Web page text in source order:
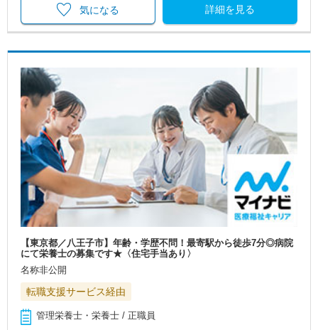
詳細を見る
気になる
【東京都／八王子市】年齢・学歴不問！最寄駅から徒歩7分◎病院
にて栄養士の募集です★〈住宅手当あり〉
名称非公開
転職支援サービス経由
管理栄養士・栄養士 / 正職員